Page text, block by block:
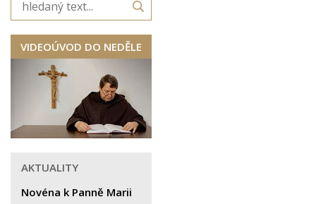
VIDEOÚVOD DO NEDĚLE
AKTUALITY
Novéna k Panně Marii